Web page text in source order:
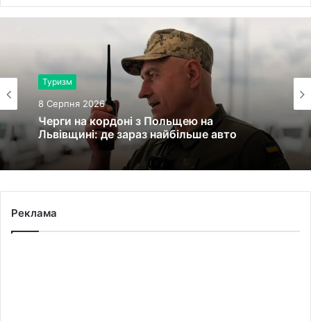
Туризм
8 Серпня 2026
Черги на кордоні з Польщею на
Львівщині: де зараз найбільше авто
8 Серпня 2026
плацентами
Реклама